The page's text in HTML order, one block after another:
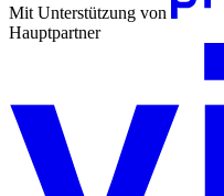
Mit Unterstützung von
Hauptpartner